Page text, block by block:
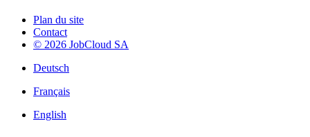
Plan du site
Contact
© 2026 JobCloud SA
Deutsch
Français
English